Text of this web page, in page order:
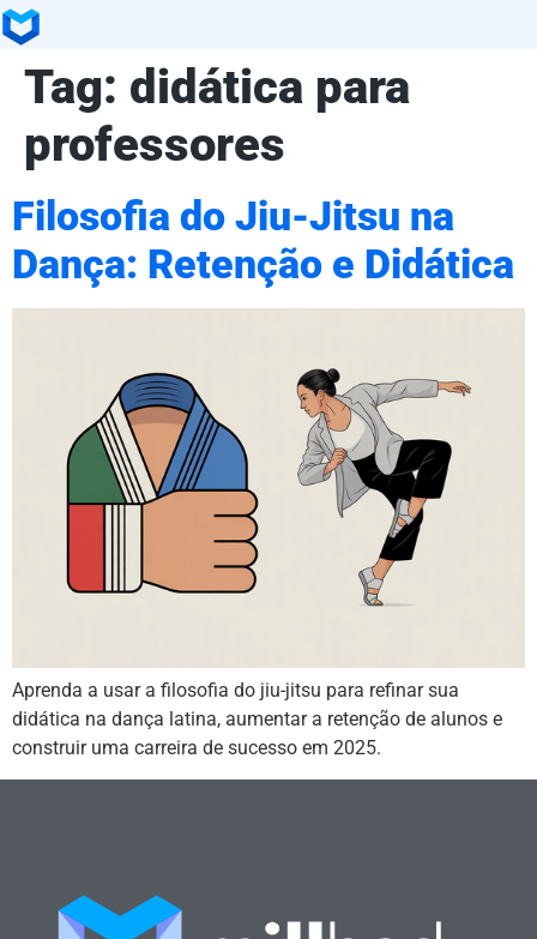
Tag: didática para
professores
Filosofia do Jiu-Jitsu na
Dança: Retenção e Didática
Aprenda a usar a filosofia do jiu-jitsu para refinar sua
didática na dança latina, aumentar a retenção de alunos e
construir uma carreira de sucesso em 2025.